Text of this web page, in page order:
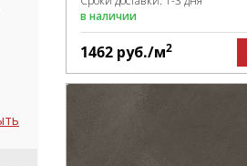
в наличии
1462 руб./м2